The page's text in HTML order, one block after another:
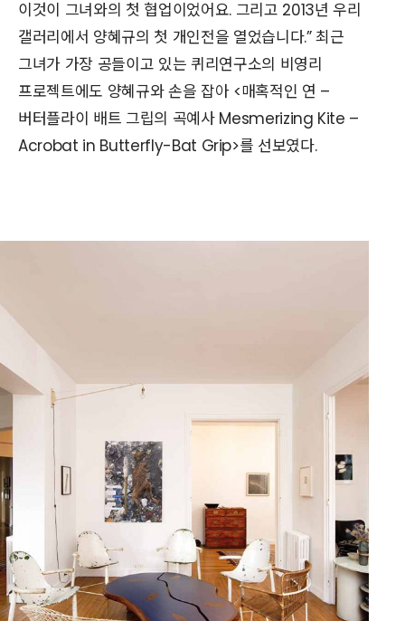
이것이 그녀와의 첫 협업이었어요. 그리고 2013년 우리
갤러리에서 양혜규의 첫 개인전을 열었습니다.” 최근
그녀가 가장 공들이고 있는 퀴리연구소의 비영리
프로젝트에도 양혜규와 손을 잡아 <매혹적인 연 –
버터플라이 배트 그립의 곡예사 Mesmerizing Kite –
Acrobat in Butterfly-Bat Grip>를 선보였다.